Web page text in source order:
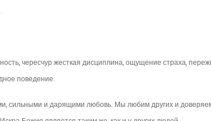
черес­чур жесткая дисциплина, ощущение страха,
поведение.
сильными и дарящими любовь. Мы любим других и